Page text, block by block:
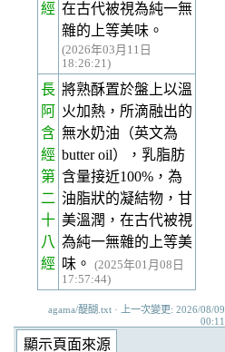
經 在古代被視為純一無
雜的上等美味。
(2026年03月11日
18:26:21)
長
阿
含
經
第
二
十
八
經
將熟酥置於盤上以溫
火加熱，所滴融出的
無水奶油（英文為
butter oil），乳脂肪
含量接近100%，為
油脂狀的凝結物，甘
美溫潤，在古代被視
為純一無雜的上等美
味。
(2025年01月08日
17:57:44)
agama/醍醐.txt · 上一次變更: 2026/08/09
00:11